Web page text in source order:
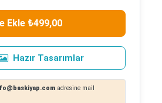
Ekle ₺499,00
Hazır Tasarımlar
adresine mail